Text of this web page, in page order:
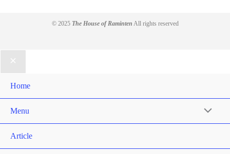
© 2025 The House of Raminten All rights reserved
Home
Menu
Article